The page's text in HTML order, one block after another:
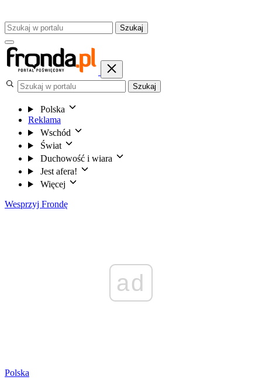
Szukaj
Szukaj
Polska
Reklama
Wschód
Świat
Duchowość i wiara
Jest afera!
Więcej
Wesprzyj Frondę
ad
Polska